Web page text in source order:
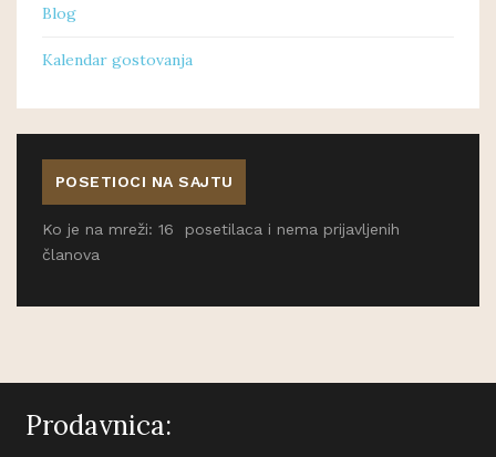
Blog
Kalendar gostovanja
POSETIOCI NA SAJTU
Ko je na mreži: 16 posetilaca i nema prijavljenih
članova
Prodavnica: